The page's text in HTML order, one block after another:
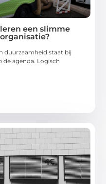
een slimme
duurzaamheid staat bij
de agenda. Logisch